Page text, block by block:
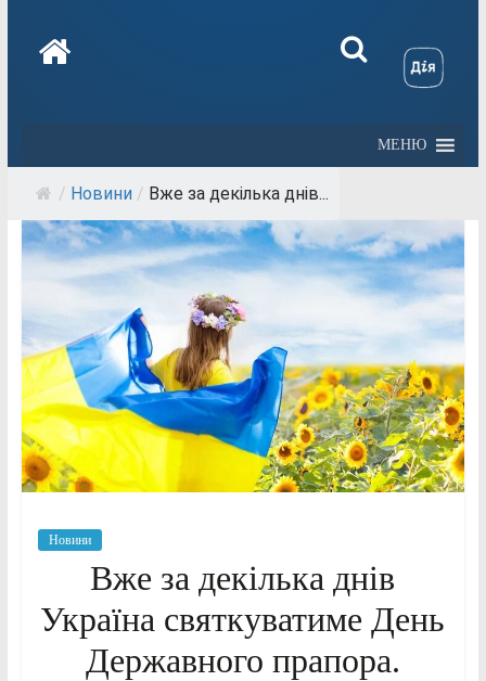
МЕНЮ
/ Новини / Вже за декілька днів...
Новини
Вже за декілька днів
Україна святкуватиме День
Державного прапора.